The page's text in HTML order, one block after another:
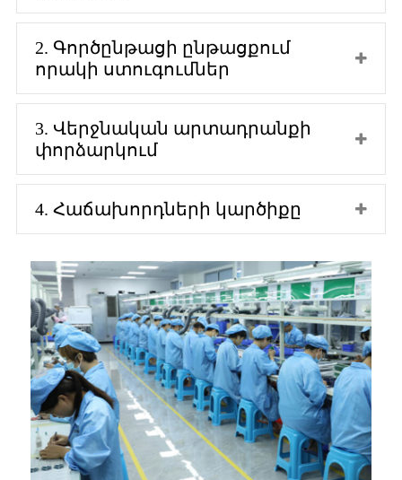
2. Գործընթացի ընթացքում
որակի ստուգումներ
3. Վերջնական արտադրանքի
փորձարկում
4. Հաճախորդների կարծիքը